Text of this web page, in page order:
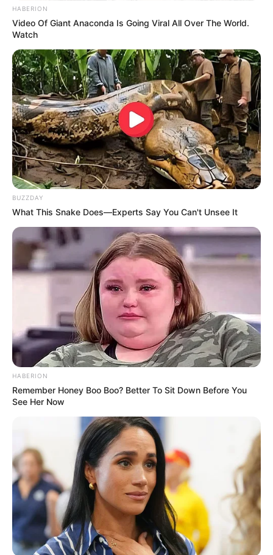
34.656 Διαταραχές του νευρικού συστήματος
συμπεριλαμβανομένων14 θανάτων
2773 Ψυχιατρικές διαταραχές
453 Διαταραχές των νεφρών και των ουροφόρων
οδών συμπεριλαμβανομένου1 θανάτου
229 Αναπαραγωγικές & μαστικές διαταραχές
4059 Αναπνευστικές διαταραχές,
συμπεριλαμβανομένων10 θανάτων
7872 Διαταραχές του δέρματος
συμπεριλαμβανομένου1 θανάτου
39 Κοινωνικές συνθήκες
117 Χειρουργικές και ιατρικές διαδικασίες
1274 Αγγειακές διαταραχές
συμπεριλαμβανομένου1 θανάτου
Συνολικές αντιδράσεις για τοεμβόλιο COVID-19
Πανεπιστήμιο Oxford University / AstraZenec
και 157.637 τραυματισμοί
απροσδιόριστη ανάλυση της μάρκας εμβολίων
COVID-19αναφέρουν:
4 Διαταραχές του αίματος
2 Καρδιακή διαταραχή συμπεριλαμβανομένου
θανάτου
9 Διαταραχές του αυτιού
11 Διαταραχές των ματιών
79 Γαστρεντερικές διαταραχές
289 Γενικές διαταραχές συμπεριλαμβανομένου
θανάτου
1 Ηπατικές διαταραχές
1 Διαταραχές του ανοσοποιητικού συστήματος
10 Λοιμώξεις συμπεριλαμβανομένου1 θανάτου
5 τραυματισμοί συμπεριλαμβανομένου 1 θανάτου
11 Έρευνες
HABERION
Video Of Giant Anaconda Is Going Viral All Over The World.
Watch
BUZZDAY
What This Snake Does—Experts Say You Can't Unsee It
HABERION
Remember Honey Boo Boo? Better To Sit Down Before You
See Her Now